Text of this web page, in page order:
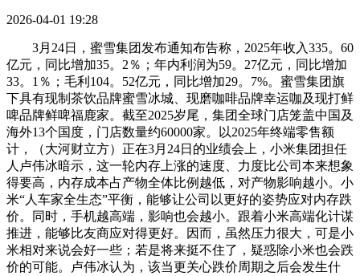
2026-04-01 19:28
3月24日，蜜雪集团发布通知布告称，2025年收入335。60
亿元，同比增加35。2％；年内利润为59。27亿元，同比增加
33。1％；毛利104。52亿元，同比增加29。7%。蜜雪集团旗
下具有现制茶饮品牌蜜雪冰城、现磨咖啡品牌幸运咖及现打鲜
啤品牌鲜啤福鹿家。截至2025岁尾，集团全球门店笼盖中国及
海外13个国度，门店数量约60000家。以2025年终端零售额
计，（大河财立方）正在3月24日的业绩会上，小米集团担任
人卢伟冰暗示，这一轮内存上涨的速度、力度比公司本来想象
得要高，内存成本占产物全体比例越低，对产物影响越小。小
米“人车家全生态”平衡，能够让公司以更好的姿势应对内存跌
价。同时，手机越高端，影响也会越小。跟着小米高端化计谋
推进，能够比友商应对得更好。因而，虽然压力很大，可是小
米相对来说会好一些；若是将来挺不住了，疑惑除小米也会跌
价的可能。卢伟冰认为，该当更关心跌价周期之后会发生什